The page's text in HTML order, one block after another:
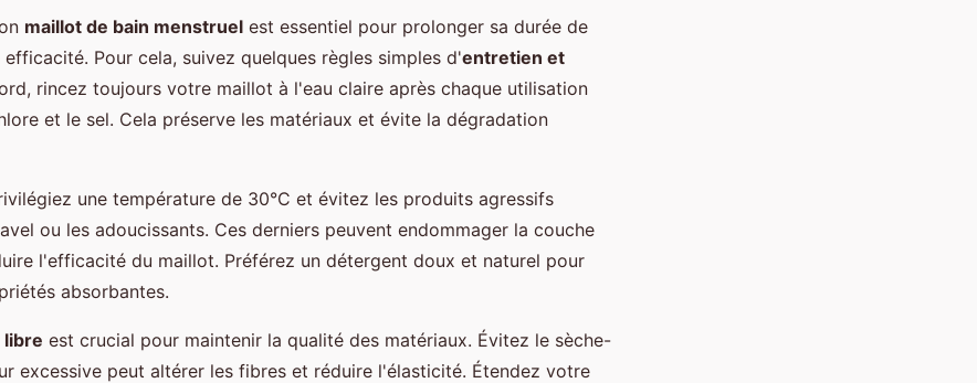
maillot de bain menstruel est essentiel pour prolonger sa durée de
Pour cela, suivez quelques règles simples d'entretien et
rincez toujours votre maillot à l'eau claire après chaque utilisation
et le sel. Cela préserve les matériaux et évite la dégradation
une température de 30°C et évitez les produits agressifs
ou les adoucissants. Ces derniers peuvent endommager la couche
l'efficacité du maillot. Préférez un détergent doux et naturel pour
absorbantes.
libre est crucial pour maintenir la qualité des matériaux. Évitez le sèche-
excessive peut altérer les fibres et réduire l'élasticité. Étendez votre